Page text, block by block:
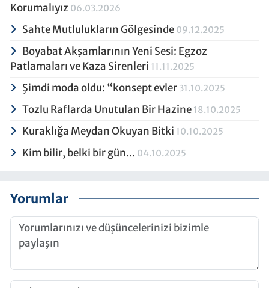
Korumalıyız 06.03.2026
Sahte Mutlulukların Gölgesinde 09.12.2025
Boyabat Akşamlarının Yeni Sesi: Egzoz
Patlamaları ve Kaza Sirenleri 11.11.2025
Şimdi moda oldu: “konsept evler 31.10.2025
Tozlu Raflarda Unutulan Bir Hazine 18.10.2025
Kuraklığa Meydan Okuyan Bitki 10.10.2025
Kim bilir, belki bir gün... 04.10.2025
Yorumlar